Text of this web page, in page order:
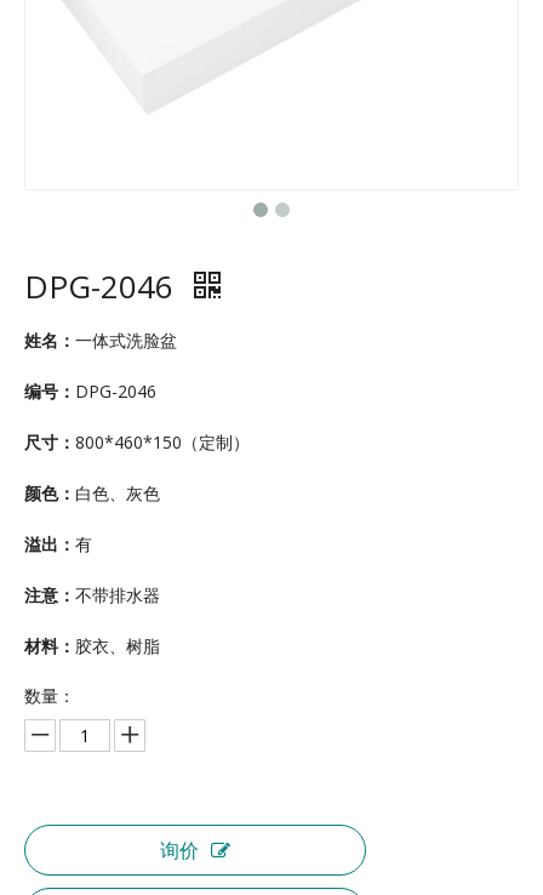
DPG-2046
姓名： 一体式洗脸盆
编号： DPG-2046
尺寸： 800*460*150（定制）
颜色： 白色、灰色
溢出： 有
注意： 不带排水器
材料： 胶衣、树脂
数量：
询价